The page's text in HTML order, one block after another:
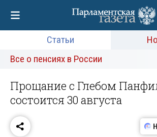
Статьи
Все о пенсиях в России
Прощание с Глебом
состоится 30 августа